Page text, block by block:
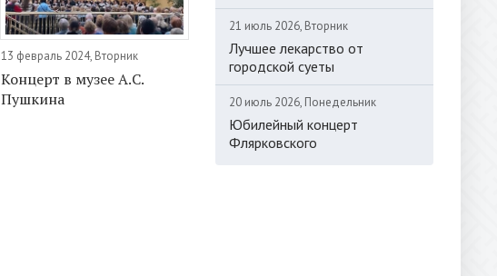
13 февраль 2024, Вторник
Концерт в музее А.С.
Пушкина
21 июль 2026, Вторник
Лучшее лекарство от
городской суеты
20 июль 2026, Понедельник
Юбилейный концерт
Флярковского